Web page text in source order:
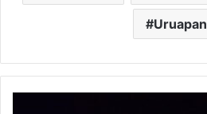
Uruapan